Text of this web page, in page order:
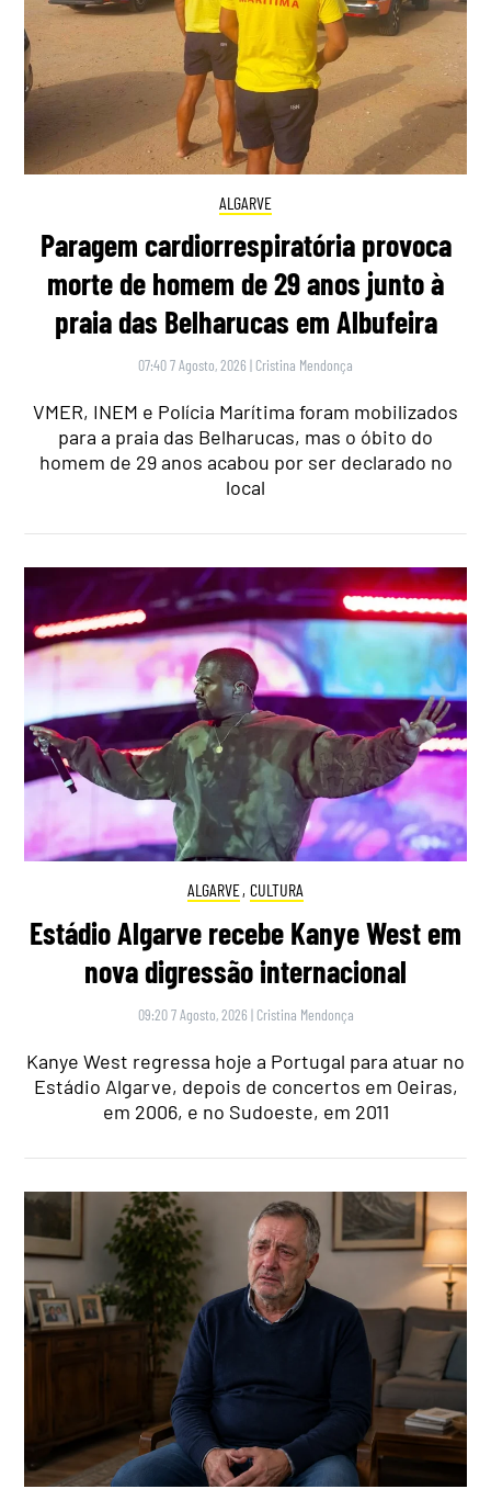
ALGARVE
Paragem cardiorrespiratória provoca
morte de homem de 29 anos junto à
praia das Belharucas em Albufeira
07:40 7 Agosto, 2026 | Cristina Mendonça
VMER, INEM e Polícia Marítima foram mobilizados
para a praia das Belharucas, mas o óbito do
homem de 29 anos acabou por ser declarado no
local
ALGARVE, CULTURA
Estádio Algarve recebe Kanye West em
nova digressão internacional
09:20 7 Agosto, 2026 | Cristina Mendonça
Kanye West regressa hoje a Portugal para atuar no
Estádio Algarve, depois de concertos em Oeiras,
em 2006, e no Sudoeste, em 2011